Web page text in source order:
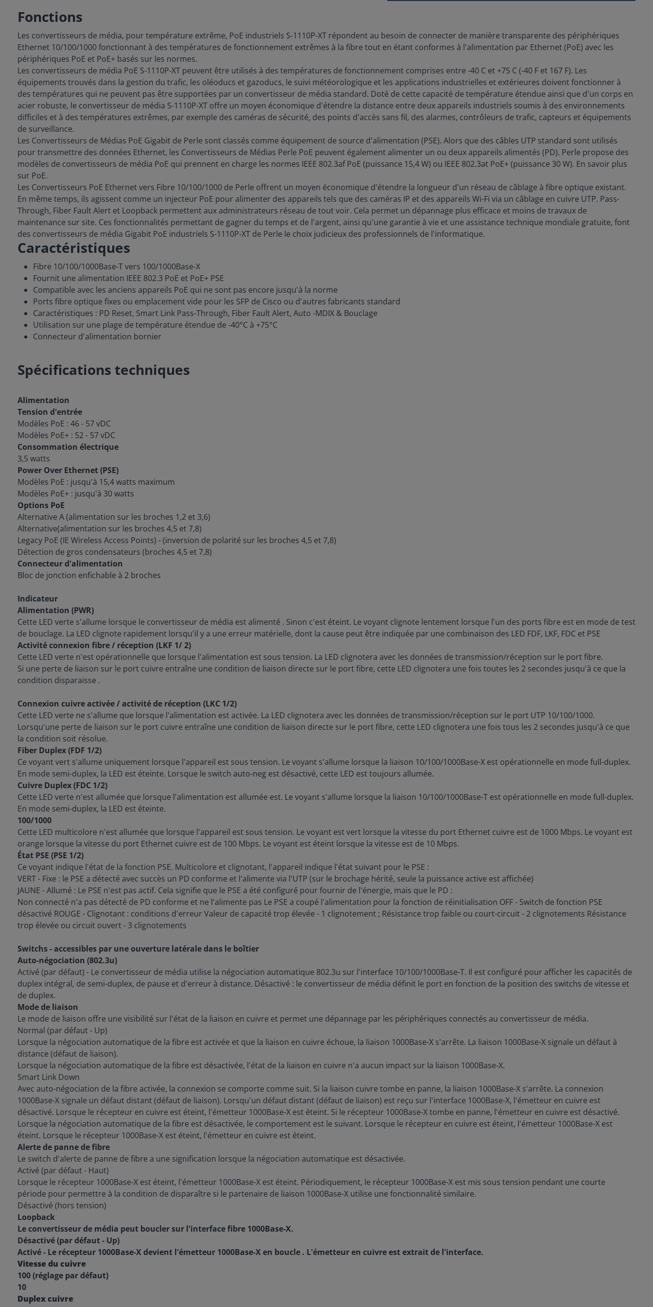
Fonctions
Les convertisseurs de média, pour température extrême, PoE industriels S-1110P-XT répondent au besoin de connecter de manière transparente des périphériques
Ethernet 10/100/1000 fonctionnant à des températures de fonctionnement extrêmes à la fibre tout en étant conformes à l'alimentation par Ethernet (PoE) avec les
périphériques PoE et PoE+ basés sur les normes.
Les convertisseurs de média PoE S-1110P-XT peuvent être utilisés à des températures de fonctionnement comprises entre -40 C et +75 C (-40 F et 167 F). Les
équipements trouvés dans la gestion du trafic, les oléoducs et gazoducs, le suivi météorologique et les applications industrielles et extérieures doivent fonctionner à
des températures qui ne peuvent pas être supportées par un convertisseur de média standard. Doté de cette capacité de température étendue ainsi que d'un corps en
acier robuste, le convertisseur de média S-1110P-XT offre un moyen économique d'étendre la distance entre deux appareils industriels soumis à des environnements
difficiles et à des températures extrêmes, par exemple des caméras de sécurité, des points d'accès sans fil, des alarmes, contrôleurs de trafic, capteurs et équipements
de surveillance.
Les Convertisseurs de Médias PoE Gigabit de Perle sont classés comme équipement de source d'alimentation (PSE). Alors que des câbles UTP standard sont utilisés
pour transmettre des données Ethernet, les Convertisseurs de Médias Perle PoE peuvent également alimenter un ou deux appareils alimentés (PD). Perle propose des
modèles de convertisseurs de média PoE qui prennent en charge les normes IEEE 802.3af PoE (puissance 15,4 W) ou IEEE 802.3at PoE+ (puissance 30 W). En savoir plus
sur PoE.
Les Convertisseurs PoE Ethernet vers Fibre 10/100/1000 de Perle offrent un moyen économique d'étendre la longueur d'un réseau de câblage à fibre optique existant.
En même temps, ils agissent comme un injecteur PoE pour alimenter des appareils tels que des caméras IP et des appareils Wi-Fi via un câblage en cuivre UTP. Pass-
Through, Fiber Fault Alert et Loopback permettent aux administrateurs réseau de tout voir. Cela permet un dépannage plus efficace et moins de travaux de
maintenance sur site. Ces fonctionnalités permettant de gagner du temps et de l'argent, ainsi qu'une garantie à vie et une assistance technique mondiale gratuite, font
des convertisseurs de média Gigabit PoE industriels S-1110P-XT de Perle le choix judicieux des professionnels de l'informatique.
Caractéristiques
Fibre 10/100/1000Base-T vers 100/1000Base-X
Fournit une alimentation IEEE 802.3 PoE et PoE+ PSE
Compatible avec les anciens appareils PoE qui ne sont pas encore jusqu'à la norme
Ports fibre optique fixes ou emplacement vide pour les SFP de Cisco ou d'autres fabricants standard
Caractéristiques : PD Reset, Smart Link Pass-Through, Fiber Fault Alert, Auto -MDIX & Bouclage
Utilisation sur une plage de température étendue de -40°C à +75°C
Connecteur d'alimentation bornier
Spécifications techniques
Alimentation
Tension d'entrée
Modèles PoE : 46 - 57 vDC
Modèles PoE+ : 52 - 57 vDC
Consommation électrique
3,5 watts
Power Over Ethernet (PSE)
Modèles PoE : jusqu'à 15,4 watts maximum
Modèles PoE+ : jusqu'à 30 watts
Options PoE
Alternative A (alimentation sur les broches 1,2 et 3,6)
Alternative(alimentation sur les broches 4,5 et 7,8)
Legacy PoE (IE Wireless Access Points) - (inversion de polarité sur les broches 4,5 et 7,8)
Détection de gros condensateurs (broches 4,5 et 7,8)
Connecteur d'alimentation
Bloc de jonction enfichable à 2 broches
Indicateur
Alimentation (PWR)
Cette LED verte s'allume lorsque le convertisseur de média est alimenté . Sinon c'est éteint. Le voyant clignote lentement lorsque l'un des ports fibre est en mode de test
de bouclage. La LED clignote rapidement lorsqu'il y a une erreur matérielle, dont la cause peut être indiquée par une combinaison des LED FDF, LKF, FDC et PSE
Activité connexion fibre / réception (LKF 1/ 2)
Cette LED verte n'est opérationnelle que lorsque l'alimentation est sous tension. La LED clignotera avec les données de transmission/réception sur le port fibre.
Si une perte de liaison sur le port cuivre entraîne une condition de liaison directe sur le port fibre, cette LED clignotera une fois toutes les 2 secondes jusqu'à ce que la
condition disparaisse .
Connexion cuivre activée / activité de réception (LKC 1/2)
Cette LED verte ne s'allume que lorsque l'alimentation est activée. La LED clignotera avec les données de transmission/réception sur le port UTP 10/100/1000.
Lorsqu'une perte de liaison sur le port cuivre entraîne une condition de liaison directe sur le port fibre, cette LED clignotera une fois tous les 2 secondes jusqu'à ce que
la condition soit résolue.
Fiber Duplex (FDF 1/2)
Ce voyant vert s'allume uniquement lorsque l'appareil est sous tension. Le voyant s'allume lorsque la liaison 10/100/1000Base-X est opérationnelle en mode full-duplex.
En mode semi-duplex, la LED est éteinte. Lorsque le switch auto-neg est désactivé, cette LED est toujours allumée.
Cuivre Duplex (FDC 1/2)
Cette LED verte n'est allumée que lorsque l'alimentation est allumée est. Le voyant s'allume lorsque la liaison 10/100/1000Base-T est opérationnelle en mode full-duplex.
En mode semi-duplex, la LED est éteinte.
100/1000
Cette LED multicolore n'est allumée que lorsque l'appareil est sous tension. Le voyant est vert lorsque la vitesse du port Ethernet cuivre est de 1000 Mbps. Le voyant est
orange lorsque la vitesse du port Ethernet cuivre est de 100 Mbps. Le voyant est éteint lorsque la vitesse est de 10 Mbps.
État PSE (PSE 1/2)
Ce voyant indique l'état de la fonction PSE. Multicolore et clignotant, l'appareil indique l'état suivant pour le PSE :
VERT - Fixe : le PSE a détecté avec succès un PD conforme et l'alimente via l'UTP (sur le brochage hérité, seule la puissance active est affichée)
JAUNE - Allumé : Le PSE n'est pas actif. Cela signifie que le PSE a été configuré pour fournir de l'énergie, mais que le PD :
Non connecté n'a pas détecté de PD conforme et ne l'alimente pas Le PSE a coupé l'alimentation pour la fonction de réinitialisation OFF - Switch de fonction PSE
désactivé ROUGE - Clignotant : conditions d'erreur Valeur de capacité trop élevée - 1 clignotement ; Résistance trop faible ou court-circuit - 2 clignotements Résistance
trop élevée ou circuit ouvert - 3 clignotements
Switchs - accessibles par une ouverture latérale dans le boîtier
Auto-négociation (802.3u)
Activé (par défaut) - Le convertisseur de média utilise la négociation automatique 802.3u sur l'interface 10/100/1000Base-T. Il est configuré pour afficher les capacités de
duplex intégral, de semi-duplex, de pause et d'erreur à distance. Désactivé : le convertisseur de média définit le port en fonction de la position des switchs de vitesse et
de duplex.
Mode de liaison
Le mode de liaison offre une visibilité sur l'état de la liaison en cuivre et permet une dépannage par les périphériques connectés au convertisseur de média.
Normal (par défaut - Up)
Lorsque la négociation automatique de la fibre est activée et que la liaison en cuivre échoue, la liaison 1000Base-X s'arrête. La liaison 1000Base-X signale un défaut à
distance (défaut de liaison).
Lorsque la négociation automatique de la fibre est désactivée, l'état de la liaison en cuivre n'a aucun impact sur la liaison 1000Base-X.
Smart Link Down
Avec auto-négociation de la fibre activée, la connexion se comporte comme suit. Si la liaison cuivre tombe en panne, la liaison 1000Base-X s'arrête. La connexion
1000Base-X signale un défaut distant (défaut de liaison). Lorsqu'un défaut distant (défaut de liaison) est reçu sur l'interface 1000Base-X, l'émetteur en cuivre est
désactivé. Lorsque le récepteur en cuivre est éteint, l'émetteur 1000Base-X est éteint. Si le récepteur 1000Base-X tombe en panne, l'émetteur en cuivre est désactivé.
Lorsque la négociation automatique de la fibre est désactivée, le comportement est le suivant. Lorsque le récepteur en cuivre est éteint, l'émetteur 1000Base-X est
éteint. Lorsque le récepteur 1000Base-X est éteint, l'émetteur en cuivre est éteint.
Alerte de panne de fibre
Le switch d'alerte de panne de fibre a une signification lorsque la négociation automatique est désactivée.
Activé (par défaut - Haut)
Lorsque le récepteur 1000Base-X est éteint, l'émetteur 1000Base-X est éteint. Périodiquement, le récepteur 1000Base-X est mis sous tension pendant une courte
période pour permettre à la condition de disparaître si le partenaire de liaison 1000Base-X utilise une fonctionnalité similaire.
Désactivé (hors tension)
Loopback
Le convertisseur de média peut boucler sur l'interface fibre 1000Base-X.
Désactivé (par défaut - Up)
Activé - Le récepteur 1000Base-X devient l'émetteur 1000Base-X en boucle . L'émetteur en cuivre est extrait de l'interface.
Vitesse du cuivre
100 (réglage par défaut)
10
Duplex cuivre